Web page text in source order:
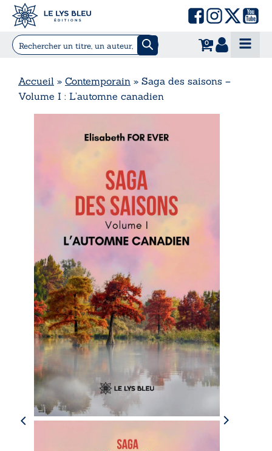
0
Accueil » Contemporain » Saga des saisons –
Volume I : L’automne canadien